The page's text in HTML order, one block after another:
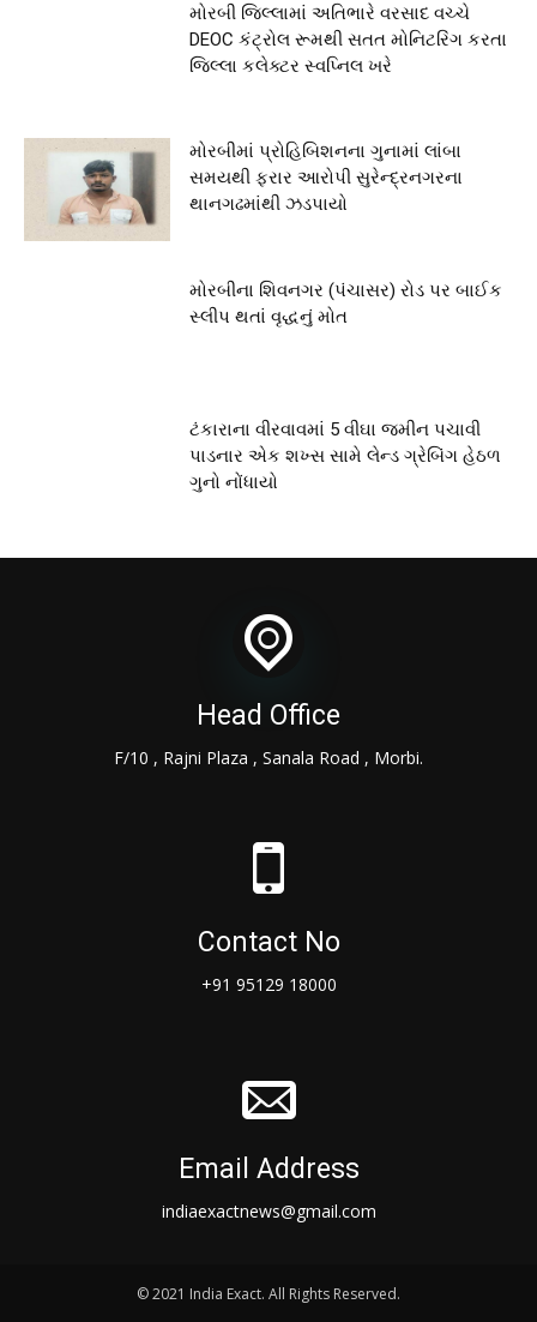
મોરબી જિલ્લામાં અતિભારે વરસાદ વચ્ચે
DEOC કંટ્રોલ રૂમથી સતત મોનિટરિંગ કરતા
જિલ્લા કલેક્ટર સ્વપ્નિલ ખરે
મોરબીમાં પ્રોહિબિશનના ગુનામાં લાંબા
સમયથી ફરાર આરોપી સુરેન્દ્રનગરના
થાનગઢમાંથી ઝડપાયો
મોરબીના શિવનગર (પંચાસર) રોડ પર બાઈક
સ્લીપ થતાં વૃદ્ધનું મોત
ટંકારાના વીરવાવમાં 5 વીઘા જમીન પચાવી
પાડનાર એક શખ્સ સામે લેન્ડ ગ્રેબિંગ હેઠળ
ગુનો નોંધાયો
Head Office
F/10 , Rajni Plaza , Sanala Road , Morbi.
Contact No
+91 95129 18000
Email Address
indiaexactnews@gmail.com
© 2021 India Exact. All Rights Reserved.